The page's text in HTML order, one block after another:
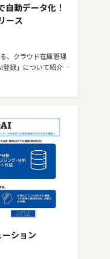
自動データ化！
ース
、クラウド在庫管理
録」について紹介し
ション